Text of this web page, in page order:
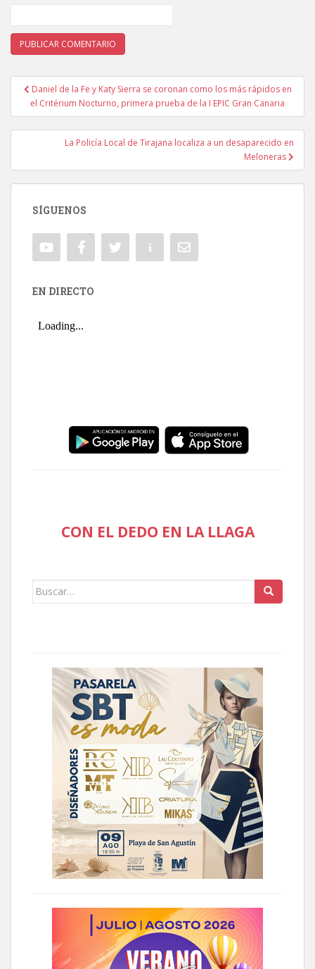
Navegación de entradas
Daniel de la Fe y Katy Sierra se coronan como los más rápidos en
el Critérium Nocturno, primera prueba de la I EPIC Gran Canaria
La Policía Local de Tirajana localiza a un desaparecido en
Meloneras
SÍGUENOS
EN DIRECTO
CON EL DEDO EN LA LLAGA
Buscar: